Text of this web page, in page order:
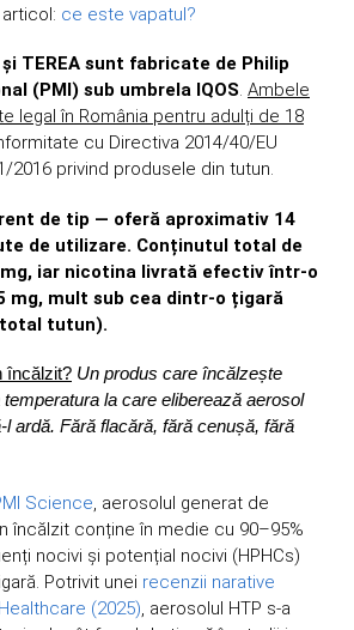
ce este vapatul?
TEREA sunt fabricate de Philip
(PMI) sub umbrela IQOS. Ambele
legal în România pentru adulți de 18
cu Directiva 2014/40/EU
2016 privind produsele din tutun.
de tip — oferă aproximativ 14
de utilizare. Conținutul total de
iar nicotina livrată efectiv într-o
mg, mult sub cea dintr-o țigară
tutun).
încălzit? Un produs care încălzește
la care eliberează aerosol
ardă. Fără flacără, fără cenușă, fără
Science, aerosolul generat de
încălzit conține în medie cu 90–95%
nocivi și potențial nocivi (HPHCs)
Potrivit unei recenzii narative
(2025), aerosolul HTP s-a